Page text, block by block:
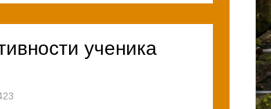
ученика